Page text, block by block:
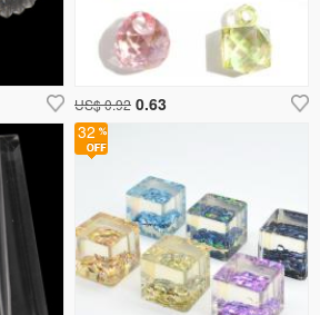
US$ 0.92 0.63
32